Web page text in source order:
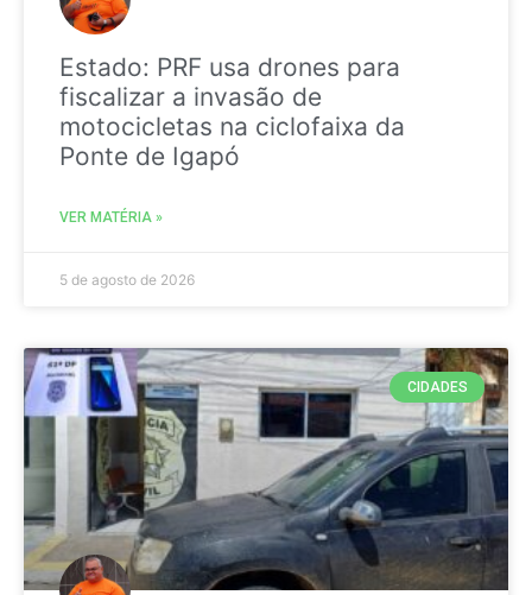
Estado: PRF usa drones para
fiscalizar a invasão de
motocicletas na ciclofaixa da
Ponte de Igapó
VER MATÉRIA »
5 de agosto de 2026
CIDADES